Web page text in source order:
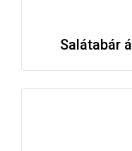
Salátabár